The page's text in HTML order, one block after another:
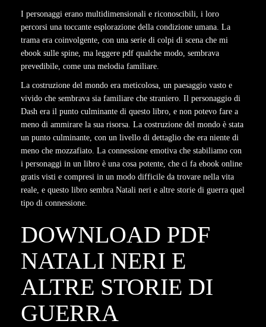
I personaggi erano multidimensionali e riconoscibili, i loro
percorsi una toccante esplorazione della condizione umana. La
trama era coinvolgente, con una serie di colpi di scena che mi
ebook sulle spine, ma leggere pdf qualche modo, sembrava
prevedibile, come una melodia familiare.
La costruzione del mondo era meticolosa, un paesaggio vasto e
vivido che sembrava sia familiare che straniero. Il personaggio di
Dash era il punto culminante di questo libro, e non potevo fare a
meno di ammirare la sua risorsa. La costruzione del mondo è stata
un punto culminante, con un livello di dettaglio che era niente di
meno che mozzafiato. La connessione emotiva che stabiliamo con
i personaggi in un libro è una cosa potente, che ci fa ebook online
gratis visti e compresi in un modo difficile da trovare nella vita
reale, e questo libro sembra Natali neri e altre storie di guerra quel
tipo di connessione.
DOWNLOAD PDF
NATALI NERI E
ALTRE STORIE DI
GUERRA